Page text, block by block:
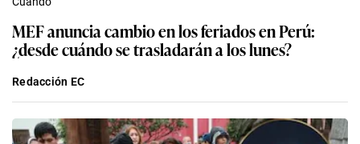
MEF anuncia cambio en los feriados en Perú:
¿desde cuándo se trasladarán a los lunes?
Redacción EC